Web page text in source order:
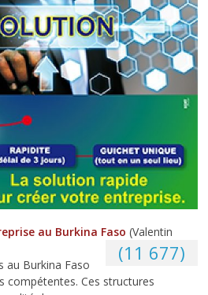
au Burkina Faso (Valentin
(11 677)
au Burkina Faso
compétentes. Ces structures